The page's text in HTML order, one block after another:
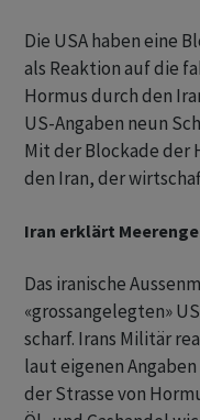
Die USA haben eine
als Reaktion auf die
Hormus durch den
US-Angaben neun
Mit der Blockade der
den Iran, der
Iran erklärt
Das iranische
«grossangelegten»
scharf. Irans Militär
laut eigenen
der Strasse von